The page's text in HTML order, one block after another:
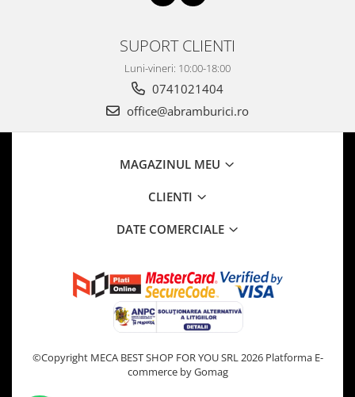
SUPORT CLIENTI
Luni-vineri: 10:00-18:00
0741021404
office@abramburici.ro
MAGAZINUL MEU
CLIENTI
DATE COMERCIALE
©Copyright MECA BEST SHOP FOR YOU SRL 2026 Platforma E-
commerce by Gomag